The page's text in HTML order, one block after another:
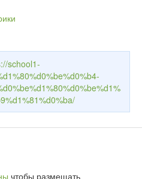
school1-
чтобы размещать